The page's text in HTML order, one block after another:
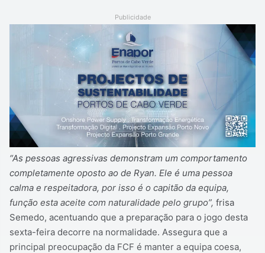
Publicidade
“As pessoas agressivas demonstram um comportamento
completamente oposto ao de Ryan. Ele é uma pessoa
calma e respeitadora, por isso é o capitão da equipa,
função esta aceite com naturalidade pelo grupo”, frisa
Semedo, acentuando que a preparação para o jogo desta
sexta-feira decorre na normalidade. Assegura que a
principal preocupação da FCF é manter a equipa coesa,